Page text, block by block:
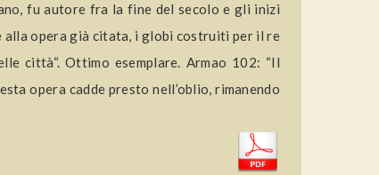
fu autore fra la fine del secolo e gli inizi
alla opera già citata, i globi costruiti per il re
città“. Ottimo esemplare. Armao 102: “Il
opera cadde presto nell’oblio, rimanendo